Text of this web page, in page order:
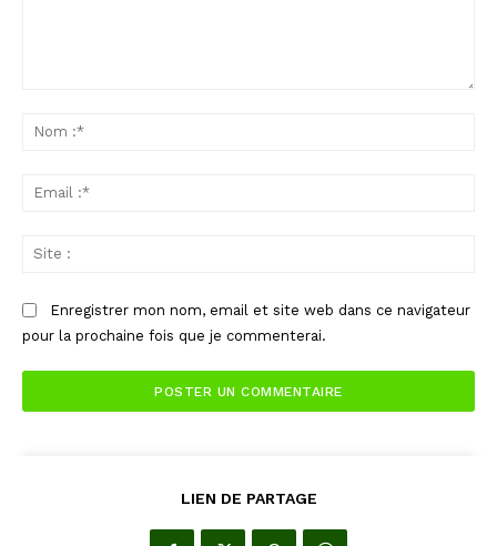
Enregistrer mon nom, email et site web dans ce navigateur
pour la prochaine fois que je commenterai.
LIEN DE PARTAGE